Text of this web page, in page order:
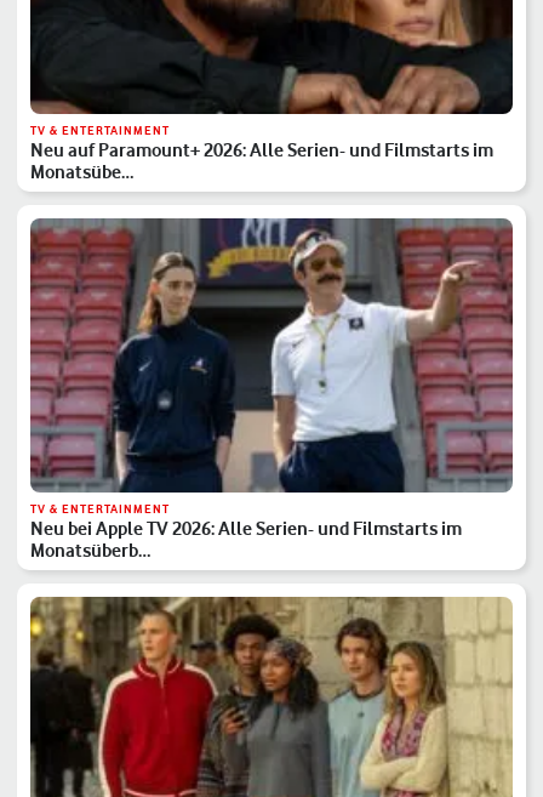
TV & ENTERTAINMENT
Neu auf Paramount+ 2026: Alle Serien- und Filmstarts im
Monatsübe…
TV & ENTERTAINMENT
Neu bei Apple TV 2026: Alle Serien- und Filmstarts im
Monatsüberb…